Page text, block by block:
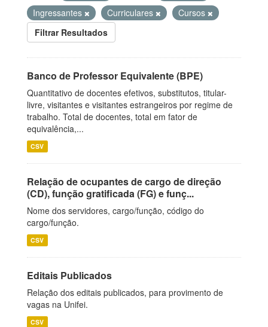
Ingressantes
Curriculares
Cursos
Filtrar Resultados
Banco de Professor Equivalente (BPE)
Quantitativo de docentes efetivos, substitutos, titular-
livre, visitantes e visitantes estrangeiros por regime de
trabalho. Total de docentes, total em fator de
equivalência,...
CSV
Relação de ocupantes de cargo de direção
(CD), função gratificada (FG) e funç...
Nome dos servidores, cargo/função, código do
cargo/função.
CSV
Editais Publicados
Relação dos editais publicados, para provimento de
vagas na Unifei.
CSV